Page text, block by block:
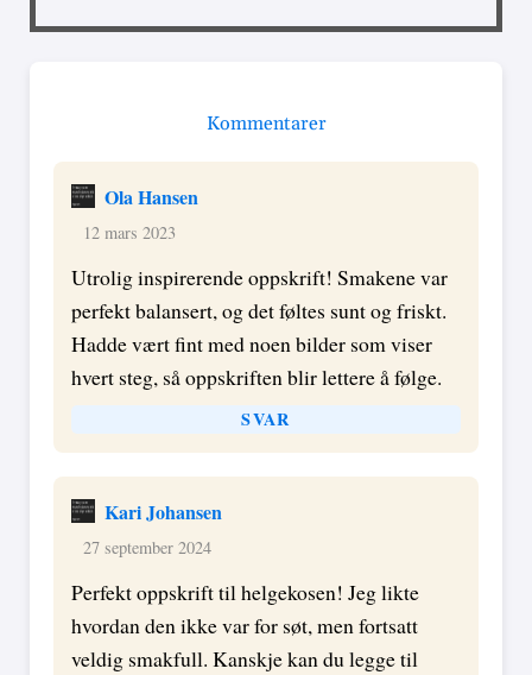
Kommentarer
Ola Hansen
12 mars 2023
Utrolig inspirerende oppskrift! Smakene var
perfekt balansert, og det føltes sunt og friskt.
Hadde vært fint med noen bilder som viser
hvert steg, så oppskriften blir lettere å følge.
SVAR
Kari Johansen
27 september 2024
Perfekt oppskrift til helgekosen! Jeg likte
hvordan den ikke var for søt, men fortsatt
veldig smakfull. Kanskje kan du legge til